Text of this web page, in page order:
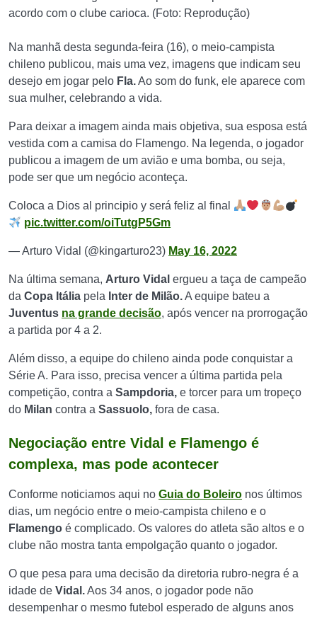
acordo com o clube carioca. (Foto: Reprodução)
Na manhã desta segunda-feira (16), o meio-campista
chileno publicou, mais uma vez, imagens que indicam seu
desejo em jogar pelo Fla.Ao som do funk, ele aparece com
sua mulher, celebrando a vida.
Para deixar a imagem ainda mais objetiva, sua esposa está
vestida com a camisa do Flamengo. Na legenda, o jogador
publicou a imagem de um avião e uma bomba, ou seja,
pode ser que um negócio aconteça.
Coloca a Dios al principio y será feliz al final
pic.twitter.com/oiTutgP5Gm
— Arturo Vidal (@kingarturo23) May 16, 2022
Na última semana, Arturo Vidal ergueu a taça de campeão
da Copa Itália pela Inter de Milão.A equipe bateu a
Juventus na grande decisão, após vencer na prorrogação
a partida por 4 a 2.
Além disso, a equipe do chileno ainda pode conquistar a
Série A. Para isso, precisa vencer a última partida pela
competição, contra a Sampdoria, e torcer para um tropeço
do Milan contra a Sassuolo, fora de casa.
Negociação entre Vidal e Flamengo é
complexa, mas pode acontecer
Conforme noticiamos aqui no Guia do Boleiro nos últimos
dias, um negócio entre o meio-campista chileno e o
Flamengo é complicado. Os valores do atleta são altos e o
clube não mostra tanta empolgação quanto o jogador.
O que pesa para uma decisão da diretoria rubro-negra é a
idade de Vidal.Aos 34 anos, o jogador pode não
desempenhar o mesmo futebol esperado de alguns anos